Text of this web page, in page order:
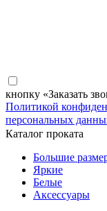
кнопку «Заказать
Политикой
персональных
Каталог проката
Большие
Яркие
Белые
Аксессуары